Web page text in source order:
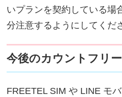
いプランを契約している場
分注意するようにしてくだ
今後のカウントフリ
FREETEL SIM や LINE モ